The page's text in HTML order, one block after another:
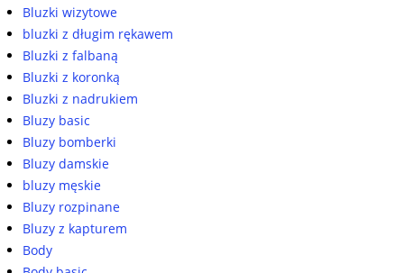
Bluzki wizytowe
bluzki z długim rękawem
Bluzki z falbaną
Bluzki z koronką
Bluzki z nadrukiem
Bluzy basic
Bluzy bomberki
Bluzy damskie
bluzy męskie
Bluzy rozpinane
Bluzy z kapturem
Body